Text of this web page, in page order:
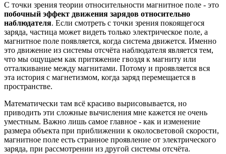
С точки зрения теории относительности магнитное поле - это
побочный эффект движения зарядов относительно
наблюдателя. Если смотреть с точки зрения покоящегося
заряда, частица может видеть только электрическое поле, а
магнитное поле появляется, когда система движется. Именно
это движение из системы отсчёта наблюдателя является тем,
что мы ощущаем как притяжение гвоздя к магниту или
отталкивание между магнитами. Потому и проявляется вся
эта история с магнетизмом, когда заряд перемещается в
пространстве.
Математически там всё красиво вырисовывается, но
приводить эти сложные вычисления мне кажется не очень
уместным. Важно лишь самое главное - как и изменение
размера объекта при приближении к околосветовой скорости,
магнитное поле есть странное проявление от электрического
заряда, при рассмотрении из другой системы отсчёта.